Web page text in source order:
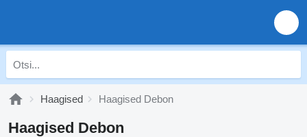
Haagised Haagised Debon
Haagised Debon